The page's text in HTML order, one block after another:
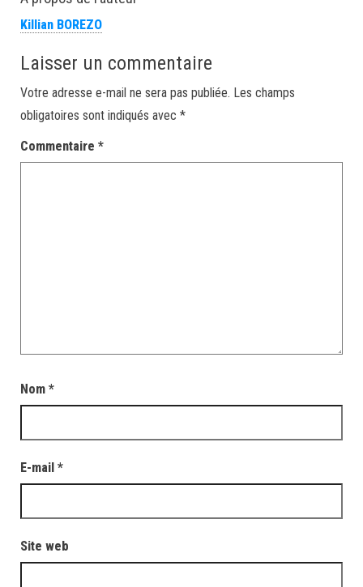
Killian BOREZO
Laisser un commentaire
Votre adresse e-mail ne sera pas publiée. Les champs
obligatoires sont indiqués avec *
Commentaire *
Nom *
E-mail *
Site web